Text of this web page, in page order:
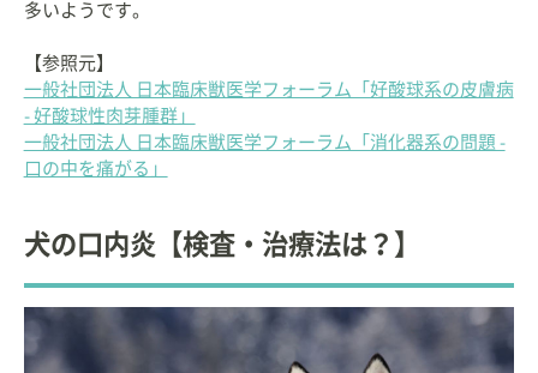
多いようです。
【参照元】
一般社団法人 日本臨床獣医学フォーラム「好酸球系の皮膚病
- 好酸球性肉芽腫群」
一般社団法人 日本臨床獣医学フォーラム「消化器系の問題 -
口の中を痛がる」
犬の口内炎【検査・治療法は？】